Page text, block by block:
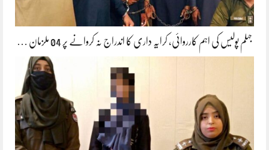
جہلم پولیس کی اہم کارروائی، کرایہ داری کا اندراج نہ کروانے پر 04 ملزمان …